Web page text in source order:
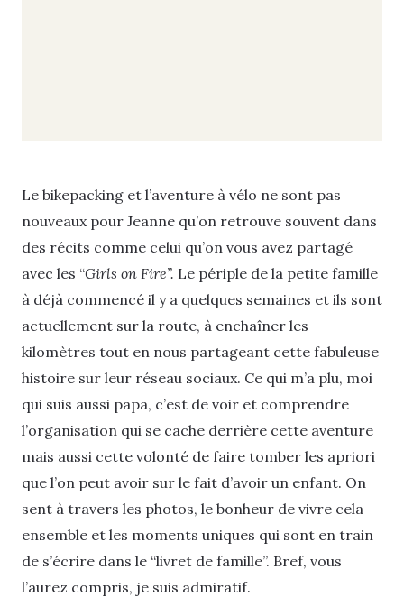
Le bikepacking et l’aventure à vélo ne sont pas
nouveaux pour Jeanne qu’on retrouve souvent dans
des récits comme celui qu’on vous avez partagé
avec les “Girls on Fire”. Le périple de la petite famille
à déjà commencé il y a quelques semaines et ils sont
actuellement sur la route, à enchaîner les
kilomètres tout en nous partageant cette fabuleuse
histoire sur leur réseau sociaux. Ce qui m’a plu, moi
qui suis aussi papa, c’est de voir et comprendre
l’organisation qui se cache derrière cette aventure
mais aussi cette volonté de faire tomber les apriori
que l’on peut avoir sur le fait d’avoir un enfant. On
sent à travers les photos, le bonheur de vivre cela
ensemble et les moments uniques qui sont en train
de s’écrire dans le “livret de famille”. Bref, vous
l’aurez compris, je suis admiratif.